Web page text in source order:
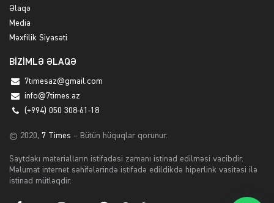
Əlaqə
Media
Məxfilik Siyasəti
BİZİMLƏ ƏLAQƏ
7timesaz@gmail.com
info@7times.az
(+994) 050 308-61-18
© 2020, 7 Times – Bütün hüquqlar qorunur.
Saytdakı materialların istifadəsi zamanı istinad edilməsi vacibdir.
Məlumat internet səhifələrində istifadə edildikdə hiperlink vasitəsi ilə
istinad mütləqdir.